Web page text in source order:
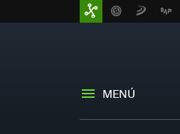
MENÚ